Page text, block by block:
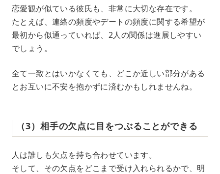
恋愛観が似ている彼氏も、非常に大切な存在です。
たとえば、連絡の頻度やデートの頻度に関する希望が
最初から似通っていれば、2人の関係は進展しやすい
でしょう。
全て一致とはいかなくても、どこか近しい部分がある
とお互いに不安を抱かずに済むかもしれませんね。
（3）相手の欠点に目をつぶることができる
人は誰しも欠点を持ち合わせています。
そして、その欠点をどこまで受け入れられるかで、明